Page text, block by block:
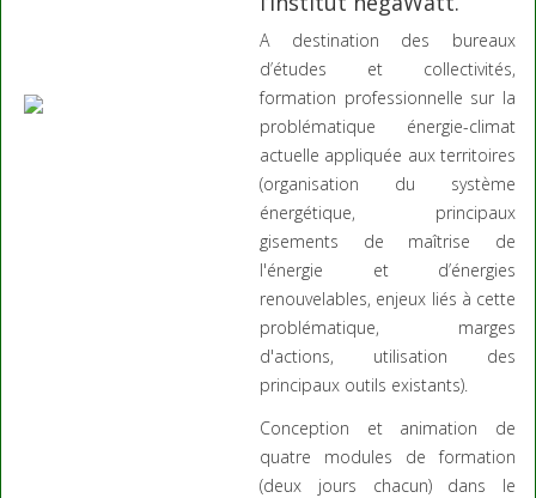
A destination des bureaux
d’études et collectivités,
formation professionnelle sur la
problématique énergie-climat
actuelle appliquée aux territoires
(organisation du système
énergétique, principaux
gisements de maîtrise de
l'énergie et d’énergies
renouvelables, enjeux liés à cette
problématique, marges
d'actions, utilisation des
principaux outils existants).
Conception et animation de
quatre modules de formation
(deux jours chacun) dans le